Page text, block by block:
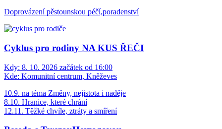
Doprovázení pěstounskou péčí,poradenství
Cyklus pro rodiny NA KUS ŘEČI
Kdy: 8. 10. 2026 začátek od 16:00
Kde: Komunitní centrum, Kněževes
10.9. na téma Změny, nejistota i naděje
8.10. Hranice, které chrání
12.11. Těžké chvíle, ztráty a smíření